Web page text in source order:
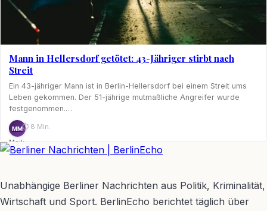
Mann in Hellersdorf getötet: 43-Jähriger stirbt nach
Streit
Ein 43-jähriger Mann ist in Berlin-Hellersdorf bei einem Streit ums
Leben gekommen. Der 51-jährige mutmaßliche Angreifer wurde
festgenommen.…
MM
Maik
Möhring
⏱ 8 Min.
Unabhängige Berliner Nachrichten aus Politik, Kriminalität,
Wirtschaft und Sport. BerlinEcho berichtet täglich über